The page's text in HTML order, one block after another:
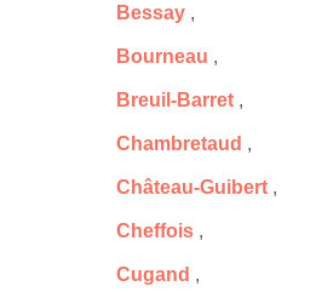
Bessay ,
Bourneau ,
Breuil-Barret ,
Chambretaud ,
Château-Guibert ,
Cheffois ,
Cugand ,